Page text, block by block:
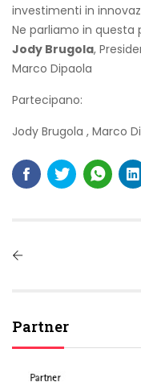
investimenti in
Ne parliamo in questa
Jody Brugola,
Marco Dipaola
Partecipano:
Jody Brugola , Marco
Partner